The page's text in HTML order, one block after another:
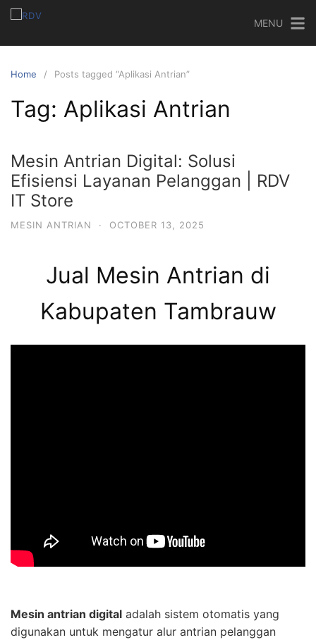
MENU
Home Posts tagged “Aplikasi Antrian”
Tag: Aplikasi Antrian
Mesin Antrian Digital: Solusi
Efisiensi Layanan Pelanggan | RDV
IT Store
MESIN ANTRIAN · OCTOBER 13, 2025
Jual Mesin Antrian di
Kabupaten Tambrauw
Mesin antrian digital adalah sistem otomatis yang
digunakan untuk mengatur alur antrian pelanggan